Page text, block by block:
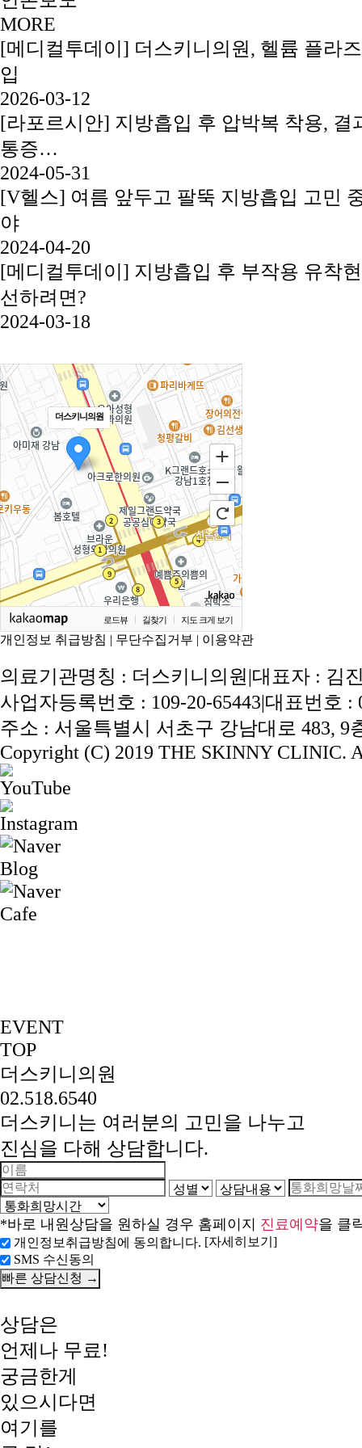
MORE
[메디컬투데이] 더스키니의원, 헬륨 플라
입
2026-03-12
[라포르시안] 지방흡입 후 압박복 착용, 결
통증…
2024-05-31
[V헬스] 여름 앞두고 팔뚝 지방흡입 고민
야
2024-04-20
[메디컬투데이] 지방흡입 후 부작용 유착
선하려면?
2024-03-18
더스키니의원
로드뷰 길찾기 지도 크게 보기
개인정보 취급방침 | 무단수집거부 | 이용약관
의료기관명칭 : 더스키니의원|대표자 : 김
사업자등록번호 : 109-20-65443|대표번호 :
주소 : 서울특별시 서초구 강남대로 483, 9
Copyright (C) 2019 THE SKINNY CLINIC.
EVENT
TOP
더스키니의원
02.518.6540
더스키니는 여러분의 고민을 나누고
진심을 다해 상담합니다.
*바로 내원상담을 원하실 경우 홈페이지 진료예약을 클
개인정보취급방침에 동의합니다. [자세히보기]
SMS 수신동의
상담은
언제나 무료!
궁금한게
있으시다면
여기를